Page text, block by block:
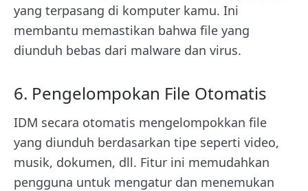
yang terpasang di komputer kamu. Ini
membantu memastikan bahwa file yang
diunduh bebas dari malware dan virus.
6. Pengelompokan File Otomatis
IDM secara otomatis mengelompokkan file
yang diunduh berdasarkan tipe seperti video,
musik, dokumen, dll. Fitur ini memudahkan
pengguna untuk mengatur dan menemukan